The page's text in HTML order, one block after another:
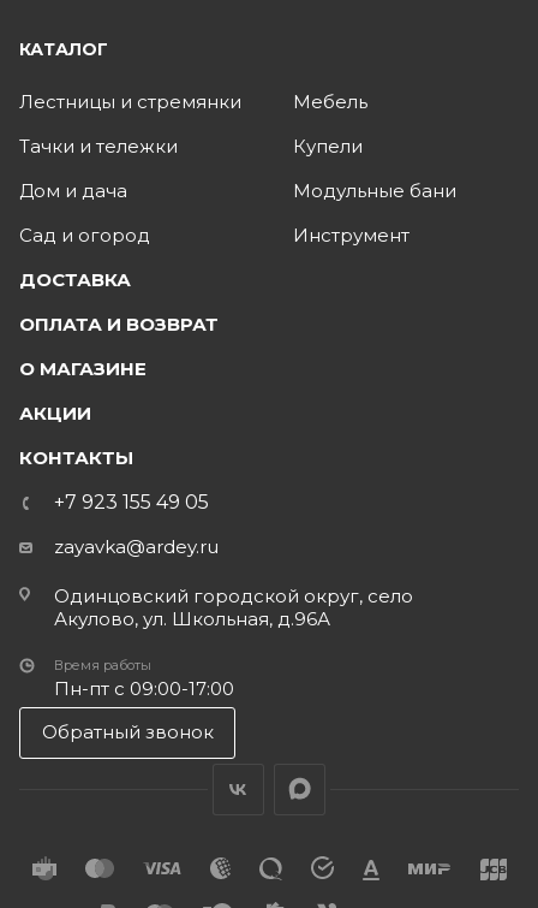
КАТАЛОГ
Лестницы и стремянки
Тачки и тележки
Дом и дача
Сад и огород
Мебель
Купели
Модульные бани
Инструмент
ДОСТАВКА
ОПЛАТА И ВОЗВРАТ
О МАГАЗИНЕ
АКЦИИ
КОНТАКТЫ
+7 923 155 49 05
zayavka@ardey.ru
Одинцовский городской округ, село
Акулово, ул. Школьная, д.96А
Время работы
Пн-пт с 09:00-17:00
Обратный звонок